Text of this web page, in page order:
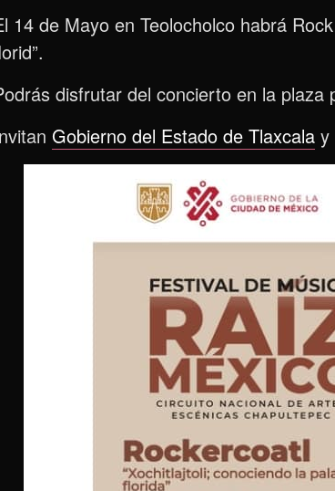
14 de Mayo en Teolocholco habrá
disfrutar del concierto en la plaza
Gobierno del Estado de Tlaxcala y